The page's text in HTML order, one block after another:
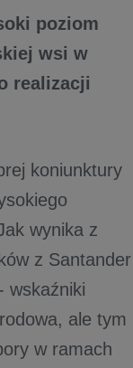
poziom
wsi w
realizacji
koniunktury
wynika z
z Santander
wskaźniki
ale tym
w ramach